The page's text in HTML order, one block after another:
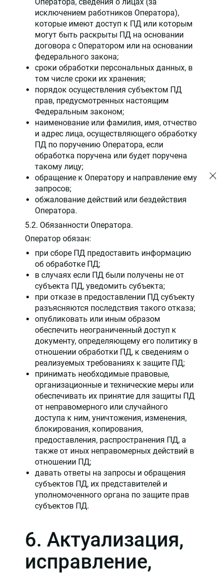
исключением работников Оператора),
которые имеют доступ к ПД или которым
могут быть раскрыты ПД на основании
договора с Оператором или на основании
федерального закона;
сроки обработки персональных данных, в
том числе сроки их хранения;
порядок осуществления субъектом ПД
прав, предусмотренных настоящим
Федеральным законом;
наименование или фамилия, имя, отчество
и адрес лица, осуществляющего обработку
ПД по поручению Оператора, если
обработка поручена или будет поручена
такому лицу;
обращение к Оператору и направление ему
запросов;
обжалование действий или бездействия
Оператора.
5.2. Обязанности Оператора.
Оператор обязан:
при сборе ПД предоставить информацию
об обработке ПД;
в случаях если ПД были получены не от
субъекта ПД, уведомить субъекта;
при отказе в предоставлении ПД субъекту
разъясняются последствия такого отказа;
опубликовать или иным образом
обеспечить неограниченный доступ к
документу, определяющему его политику в
отношении обработки ПД, к сведениям о
реализуемых требованиях к защите ПД;
принимать необходимые правовые,
организационные и технические меры или
обеспечивать их принятие для защиты ПД
от неправомерного или случайного
доступа к ним, уничтожения, изменения,
блокирования, копирования,
предоставления, распространения ПД, а
также от иных неправомерных действий в
отношении ПД;
давать ответы на запросы и обращения
субъектов ПД, их представителей и
уполномоченного органа по защите прав
субъектов ПД.
6. Актуализация,
исправление,